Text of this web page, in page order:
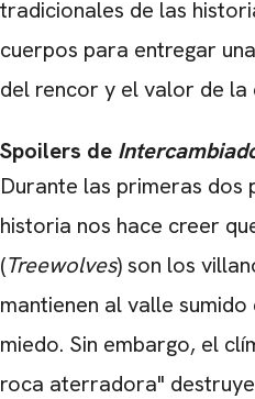
tradicionales de las
cuerpos para entregar
del rencor y el valor de la
Spoilers de
Durante las primeras dos
historia nos hace creer
(Treewolves) son los
mantienen al valle
miedo. Sin embargo, el
roca aterradora"